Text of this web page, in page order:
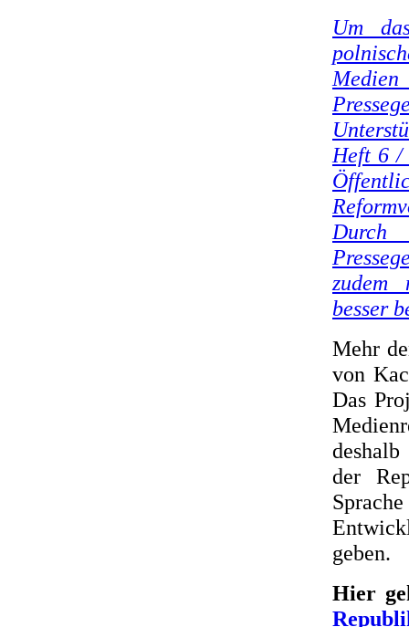
Um
Heft 6 /
Durch
zudem
besser
Mehr
von
Das
deshalb
der
geben.
Hier